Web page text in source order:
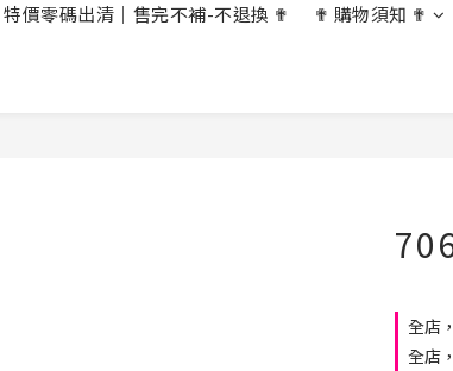
價零碼出清｜售完不補-不退換 ✟ ✟ 購物須知 ✟
全店
全店